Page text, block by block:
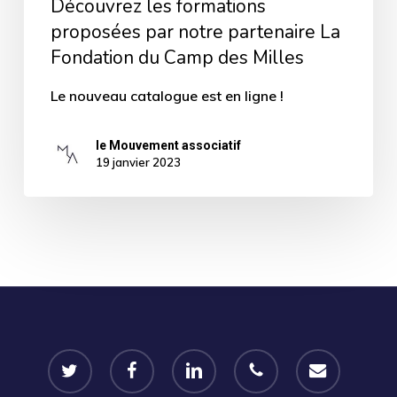
Découvrez les formations
proposées par notre partenaire La
Fondation du Camp des Milles
Le nouveau catalogue est en ligne !
le Mouvement associatif
19 janvier 2023
twitter facebook linkedin phone email